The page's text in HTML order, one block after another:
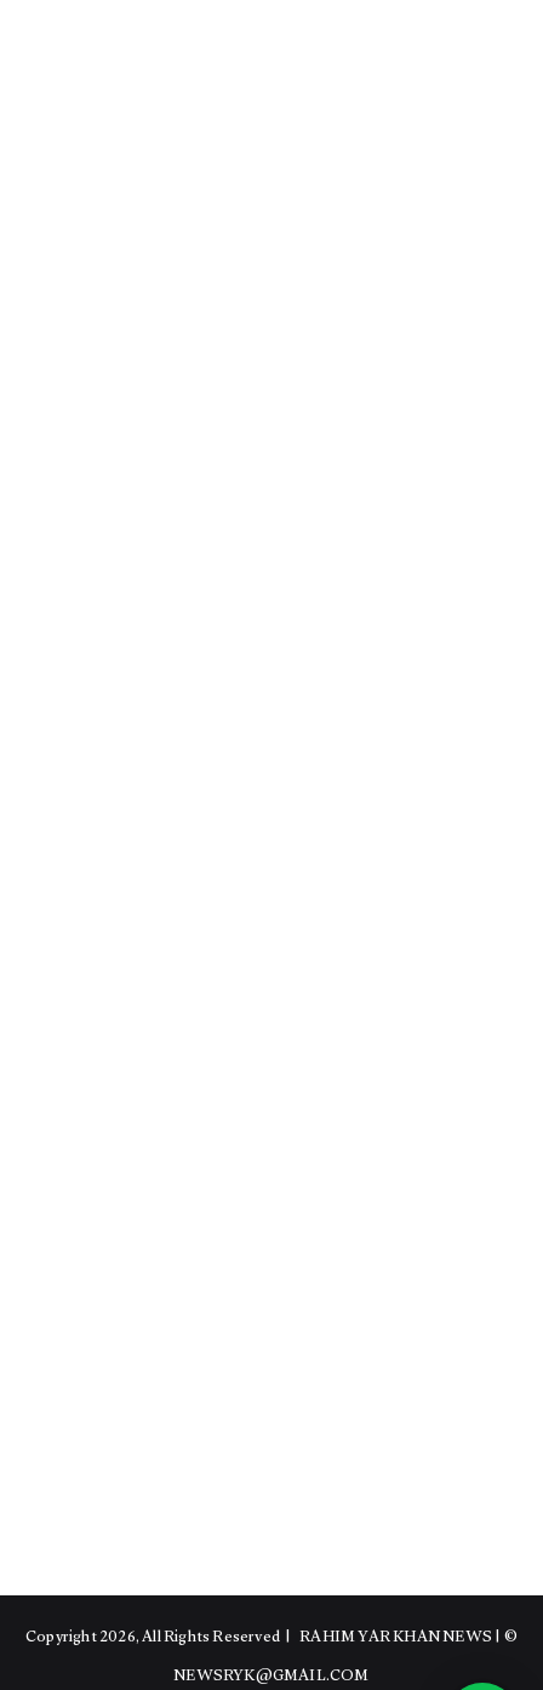
© Copyright 2026, All Rights Reserved |
RAHIM YAR KHAN NEWS|
NEWSRYK@GMAIL.COM